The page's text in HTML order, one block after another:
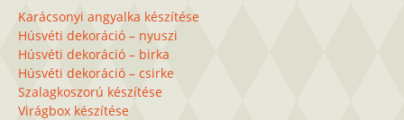
Karácsonyi angyalka készítése
Húsvéti dekoráció – nyuszi
Húsvéti dekoráció – birka
Húsvéti dekoráció – csirke
Szalagkoszorú készítése
Virágbox készítése